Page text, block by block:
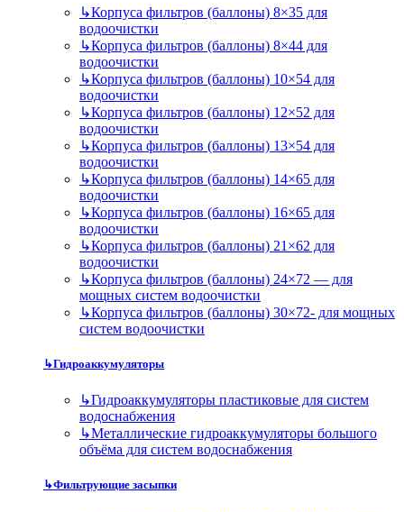
↳Корпуса фильтров (баллоны) 8×35 для
водоочистки
↳Корпуса фильтров (баллоны) 8×44 для
водоочистки
↳Корпуса фильтров (баллоны) 10×54 для
водоочистки
↳Корпуса фильтров (баллоны) 12×52 для
водоочистки
↳Корпуса фильтров (баллоны) 13×54 для
водоочистки
↳Корпуса фильтров (баллоны) 14×65 для
водоочистки
↳Корпуса фильтров (баллоны) 16×65 для
водоочистки
↳Корпуса фильтров (баллоны) 21×62 для
водоочистки
↳Корпуса фильтров (баллоны) 24×72 — для
мощных систем водоочистки
↳Корпуса фильтров (баллоны) 30×72- для мощных
систем водоочистки
↳Гидроаккумуляторы
↳Гидроаккумуляторы пластиковые для систем
водоснабжения
↳Металлические гидроаккумуляторы большого
объёма для систем водоснабжения
↳Фильтрующие засыпки